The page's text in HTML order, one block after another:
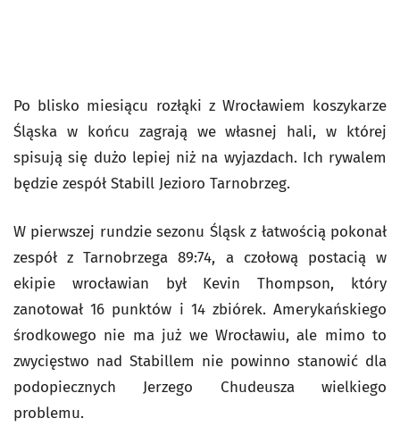
Po blisko miesiącu rozłąki z Wrocławiem koszykarze
Śląska w końcu zagrają we własnej hali, w której
spisują się dużo lepiej niż na wyjazdach. Ich rywalem
będzie zespół Stabill Jezioro Tarnobrzeg.
W pierwszej rundzie sezonu Śląsk z łatwością pokonał
zespół z Tarnobrzega 89:74, a czołową postacią w
ekipie wrocławian był Kevin Thompson, który
zanotował 16 punktów i 14 zbiórek. Amerykańskiego
środkowego nie ma już we Wrocławiu, ale mimo to
zwycięstwo nad Stabillem nie powinno stanowić dla
podopiecznych Jerzego Chudeusza wielkiego
problemu.